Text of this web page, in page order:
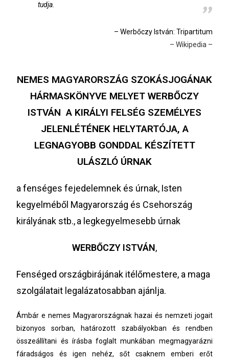
tudja
– Werbőczy István: Tripartitum
– Wikipedia –
NEMES MAGYARORSZÁG SZOKÁSJOGÁNAK
HÁRMASKÖNYVE MELYET WERBŐCZY
ISTVÁN A KIRÁLYI FELSÉG SZEMÉLYES
JELENLÉTÉNEK HELYTARTÓJA, A
LEGNAGYOBB GONDDAL KÉSZÍTETT
ULÁSZLÓ ÚRNAK
a fenséges fejedelemnek és úrnak, Isten
kegyelméből Magyarország és Csehország
királyának stb.,a legkegyelmesebb úrnak
WERBŐCZY ISTVÁN,
Fenséged országbirájának itélőmestere, a maga
szolgálatait legalázatosabban ajánlja.
Ámbár e nemes Magyarországnak hazai és nemzeti jogait
bizonyos sorban, határozott szabályokban és rendben
összeállítani és írásba foglalt munkában megmagyarázni
fáradságos ésigen nehéz, sőt csaknem emberi erőt